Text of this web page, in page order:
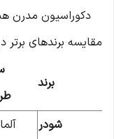
دکوراسیون مدرن
مقایسه برندهای
برند
شودر